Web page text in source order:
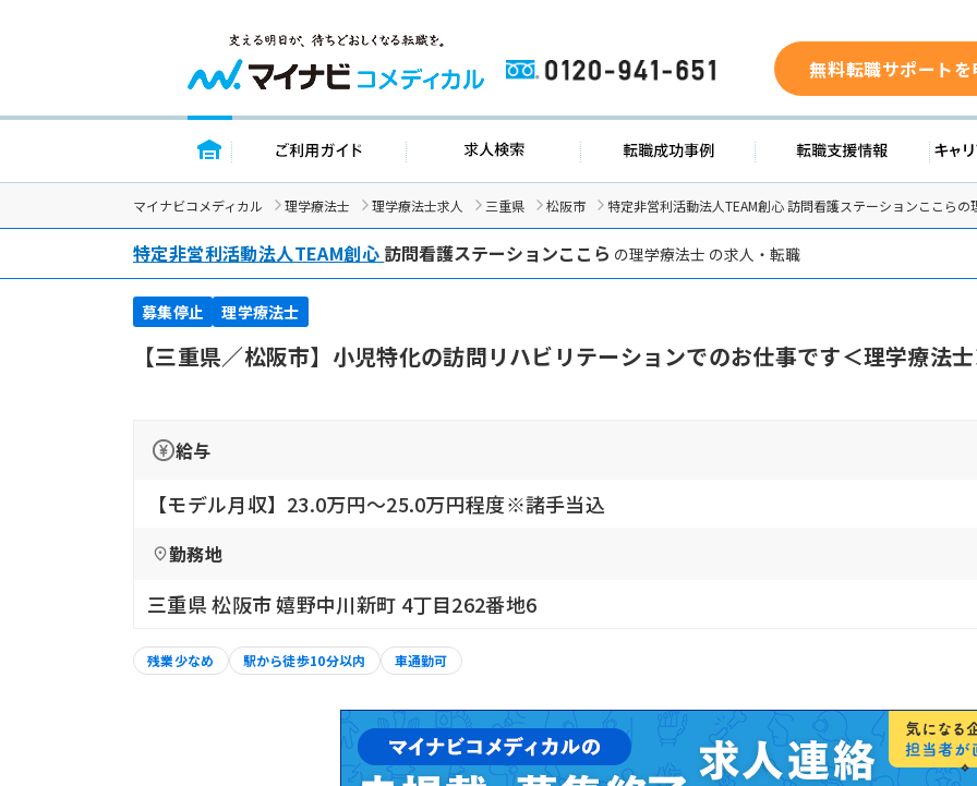
0120-941-651 無料転職サポート
トップページ ご利用ガイド 求人検索 転職成功事例 転職支
マイナビコメディカル 理学療法士 理学療法士求人 三重県 松阪市 特定非営利活動法人TEAM創心 訪問看護ステーションここらの
特定非営利活動法人TEAM創心 訪問看護ステーションここら の理学療法士 の求人・転職
募集停止 理学療法士
【三重県／松阪市】小児特化の訪問リハビリテーションでのお仕事です＜理学療法
給与
【モデル月収】23.0万円〜25.0万円程度※諸手当込
勤務地
三重県 松阪市 嬉野中川新町 4丁目262番地6
残業少なめ 駅から徒歩10分以内 車通勤可